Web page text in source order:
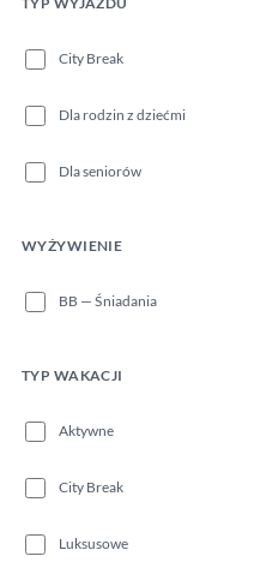
City Break
Dla rodzin z dziećmi
Dla seniorów
WYŻYWIENIE
BB — Śniadania
TYP WAKACJI
Aktywne
City Break
Luksusowe